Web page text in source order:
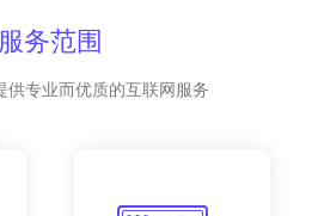
服务范围
供专业而优质的互联网服务